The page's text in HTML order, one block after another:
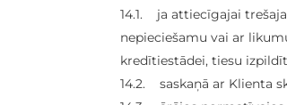
14.1. ja attiecīgajai
nepieciešamu vai ar
kredītiestādei, tiesu
14.2. saskaņā ar Klienta